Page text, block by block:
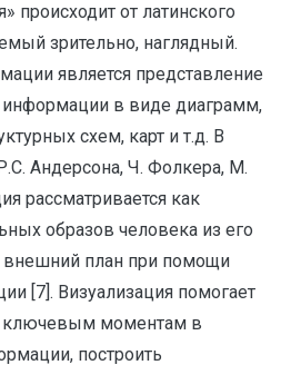
происходит от латинского
зрительно, наглядный.
является представление
информации в виде диаграмм,
схем, карт и т.д. В
Андерсона, Ч. Фолкера, М.
рассматривается как
образов человека из его
внешний план при помощи
[7]. Визуализация помогает
ключевым моментам в
построить